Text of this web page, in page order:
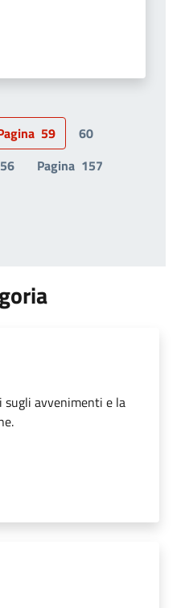
59
60
Pagina 157
avvenimenti e la